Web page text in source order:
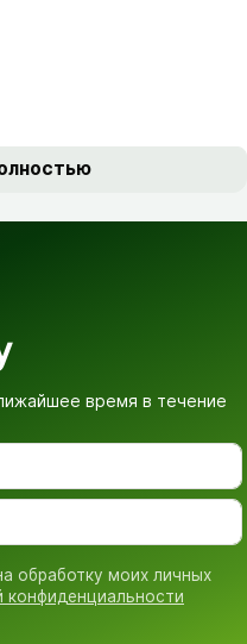
время в течение
обработку моих личных
конфиденциальности